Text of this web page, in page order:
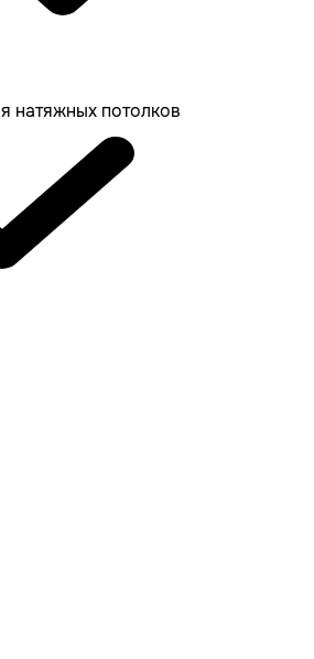
натяжных потолков